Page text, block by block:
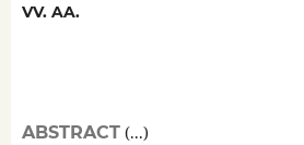
VV. AA.
ABSTRACT(...)